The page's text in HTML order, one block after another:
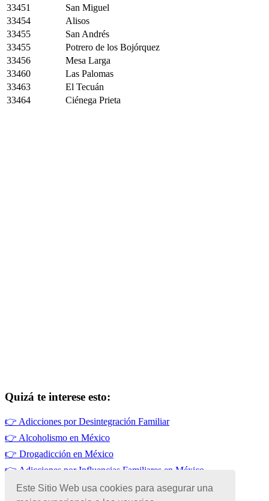
Este Sitio Web usa cookies para asegurar una
33451
San Miguel
33454
Alisos
33455
San Andrés
33455
Potrero de los Bojórquez
33456
Mesa Larga
33460
Las Palomas
33463
El Tecuán
33464
Ciénega Prieta
Quizá te interese esto:
👉 Adicciones por Desintegración Familiar
👉 Alcoholismo en México
👉 Drogadicción en México
👉 Adicciones por Influencias Familiares en México
👉Adicciones por Influencias de Amistades en México